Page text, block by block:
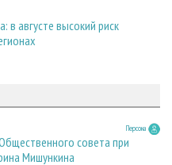
в августе высокий риск
Персона
совета при
Мишункина